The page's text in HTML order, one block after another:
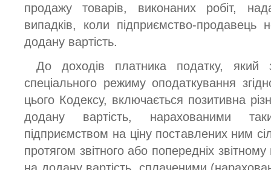
продажу товарів, виконаних робіт,
випадків, коли підприємство-
додану вартість.
До доходів платника податку, який
спеціального режиму оподаткування
цього Кодексу, включається позитивна
додану вартість, нарахованими
підприємством на ціну поставлених ним
протягом звітного або попередніх